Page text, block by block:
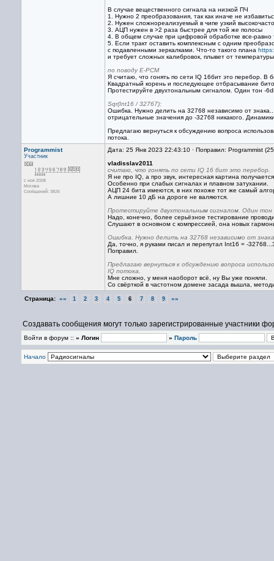
В случае вещественного сигнала на низкой ПЧ
1. Нужно 2 преобразования, так как иначе не
2. Нужен сложнореализуемый в чипе узкий
3. АЦП нужен в >2 раза быстрее для той же полосы
4. В общем случае при цифровой обработке все-равно
5. Если тракт оставить комплексным с одним
с подавленными зеркалками. Что-то такого плана
и требует сложных калибровок, плывет от
по поводу E-PCM
Я считаю, что гонять по сети IQ 16бит это перебор. В
Квадратный корень и последующее отбрасывание
Протестируйте двухтональным сигналом. Один тон -
Sqr(Int16 / 32767);
Ошибка. Нужно делить на 32768 независимо от
отрицательные значения до -32768 никакого.
Предлагаю вернуться к обсуждению вопроса
потока.
Programmist
Участник
с ноя 2008
Москва
Сообщений: 3826
Дата: 25 Янв 2023 22:43:10 · Поправил: Programmist
vladisslav2011
считаю, что гонять по сети IQ 16 бит это перебор.
Я не про IQ, а про звук, интересная картина
Особенно при слабых сигналах и плавном затухании.
АЦП 24 бита имеются, в них похоже тот же самый
А лишние 10 дБ на дороге не валяются.
Протестируйте двухтональным сигналом. Один тон
Надо, конечно, более серьёзное тестирование
Слушают в основном с компрессией, она новых
Ошибка. Нужно делить на 32768 независимо от
Да, точно, я руками писал и перепутал Int16 = -
Поправил.
Предлагаю вернуться к обсуждению вопроса
IQ потока.
Мне сложно, у меня наоборот всё, ну Вы уже поняли.
Со свёрткой в частотном домене засада вышла,
Страница: «« 1 2 3 4 5 6 7 8 9 »»
Создавать сообщения могут только зарегистрированные участники
Войти в форум :: » Логин » Пароль
Начало